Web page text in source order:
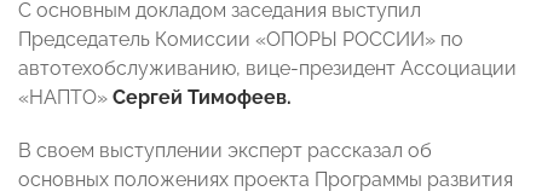
С основным докладом заседания выступил
Председатель Комиссии «ОПОРЫ РОССИИ» по
автотехобслуживанию, вице-президент Ассоциации
«НАПТО» Сергей Тимофеев.
В своем выступлении эксперт рассказал об
основных положениях проекта Программы развития